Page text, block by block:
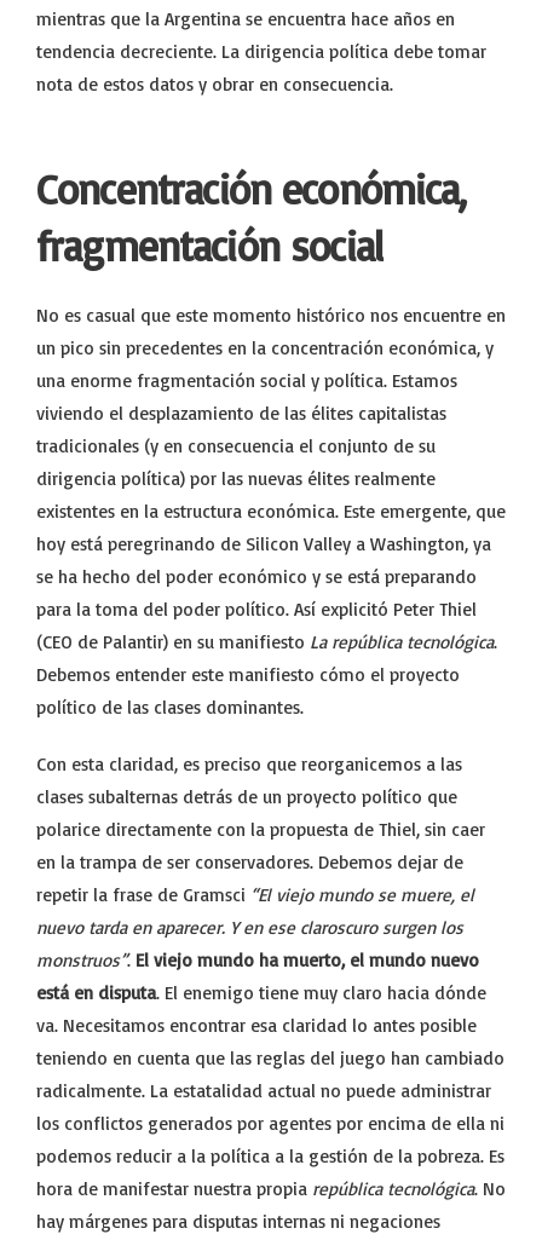
mientras que la Argentina se encuentra hace años en
tendencia decreciente. La dirigencia política debe tomar
nota de estos datos y obrar en consecuencia.
Concentración económica,
fragmentación social
No es casual que este momento histórico nos encuentre en
un pico sin precedentes en la concentración económica, y
una enorme fragmentación social y política. Estamos
viviendo el desplazamiento de las élites capitalistas
tradicionales (y en consecuencia el conjunto de su
dirigencia política) por las nuevas élites realmente
existentes en la estructura económica. Este emergente, que
hoy está peregrinando de Silicon Valley a Washington, ya
se ha hecho del poder económico y se está preparando
para la toma del poder político. Así explicitó Peter Thiel
(CEO de Palantir) en su manifiesto La república tecnológica.
Debemos entender este manifiesto cómo el proyecto
político de las clases dominantes.
Con esta claridad, es preciso que reorganicemos a las
clases subalternas detrás de un proyecto político que
polarice directamente con la propuesta de Thiel, sin caer
en la trampa de ser conservadores. Debemos dejar de
repetir la frase de Gramsci “El viejo mundo se muere, el
nuevo tarda en aparecer. Y en ese claroscuro surgen los
monstruos”. El viejo mundo ha muerto, el mundo nuevo
está en disputa. El enemigo tiene muy claro hacia dónde
va. Necesitamos encontrar esa claridad lo antes posible
teniendo en cuenta que las reglas del juego han cambiado
radicalmente. La estatalidad actual no puede administrar
los conflictos generados por agentes por encima de ella ni
podemos reducir a la política a la gestión de la pobreza. Es
hora de manifestar nuestra propia república tecnológica. No
hay márgenes para disputas internas ni negaciones